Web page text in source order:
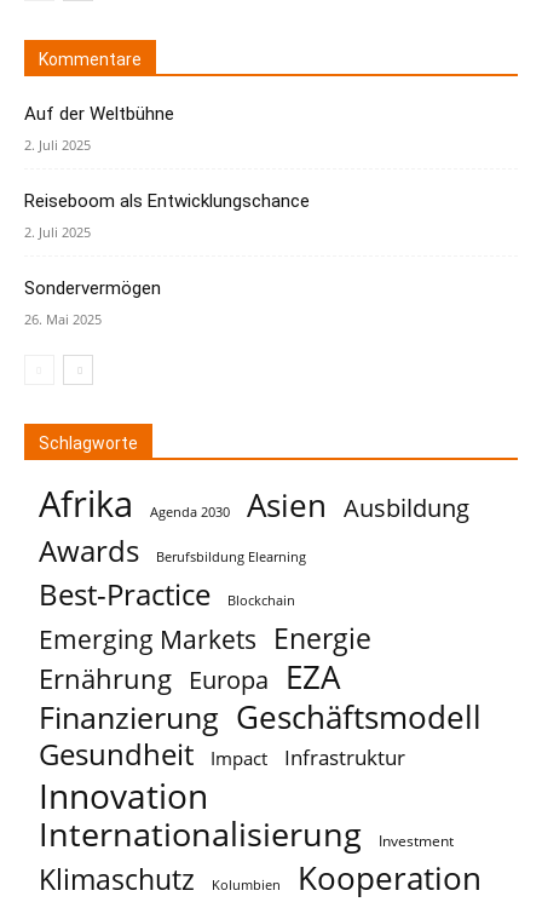
Kommentare
Auf der Weltbühne
2. Juli 2025
Reiseboom als Entwicklungschance
2. Juli 2025
Sondervermögen
26. Mai 2025
Schlagworte
Afrika Agenda 2030 Asien Ausbildung
Awards Berufsbildung Elearning
Best-Practice Blockchain
Emerging Markets Energie
Ernährung Europa EZA
Finanzierung Geschäftsmodell
Gesundheit Impact Infrastruktur
Innovation
Internationalisierung Investment
Klimaschutz Kolumbien Kooperation